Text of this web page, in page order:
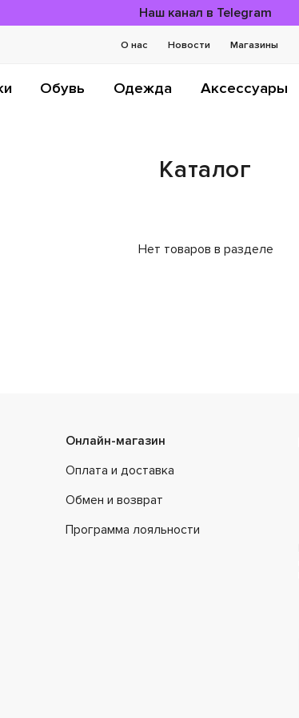
Наш канал в Telegram
О нас Новости Магазины
Обувь Одежда Аксессуары
Каталог
Нет товаров в разделе
Онлайн-магазин
Оплата и доставка
Обмен и возврат
Программа лояльности